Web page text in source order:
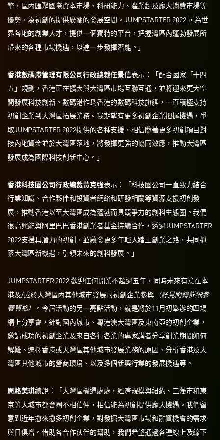
擎，區內匯聚國際資本市場、科研能力、產業鏈及龐大消費市場等
優勢，為初創的提供廣闊的發展空間。JUMPSTARTER 2022 可為世
界各地的創業人才，提供一個獨特的平台，把握灣區內蓬勃發展所
帶來的各種市場機遇，以進一步發揮潛能。」
香港數碼港管理有限公司行政總裁任景信表示：「配合國家「十四
五」規劃，香港正在擴大與大灣區市場互聯互通，並將迎來更大空
間發展科技創新。數碼港作爲香港的數碼科技旗艦，一直積極支持
初創企業到大灣區拓展業務。我期望有更多初創企業把握機遇，爭
取JUMPSTARTER 2022提供的各種支援，相信隨著更多初創項目對
接內地資金並於大灣區落地，將發揮更強的協同效應，推動大灣區
發展成為國際科技創新中心。」
香港科技園公司行政總裁黃克強表示：「科技園公司一直致力結合
行業知識、合作夥伴和投資者網絡和研發相關等資源支援初創發
展，推動香港以至大灣區成為蓬勃而具競爭力的創科生態圈。我們
很高興能與阿里巴巴香港創業者基金持續合作，透過JUMPSTARTER
2022支援具潛力的初創，並啟發更多年輕人踏上創業之路，共同抓
緊大灣區新機遇，引領未來的創科發展。」
JUMPSTARTER 2022 歡迎任何開業不超過五年，同時未來有意在本
港及/或於大灣區內其他城市發展的初創企業參與 （詳見附錄詳細參
賽資格）
。今屆活動的另一亮點活動，就是將於11月初舉辦的四埸
網上分享會，針對國內城市、粵港澳大灣區及東南亞的初創企業，
邀請成功的初創企業及來自各行各業的專家講者分享創業期間如何
解難、選擇香港或大灣區其他城市發展業務的原因、分析香港及大
灣區其他城市的營商環境、以及多個新興行業的發展機遇等。
周駱美琪續說︰「大灣區機遇處處，經濟規模與紐約、三藩市和東
京等大城市都會圈不相伯仲，相信能為初創提供龐大機遇。我們留
意到近年愈來愈多初創企業，對發掘大灣區市場和融資機會的需求
與日俱增。借助各合作伙伴的幫助，我們希望通過各種線上及線下